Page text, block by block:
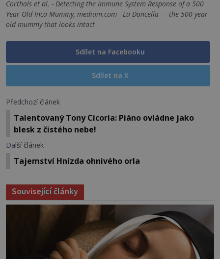
Corthals et al. - Detecting the Immune System Response of a 500
Year-Old Inca Mummy, medium.com - La Doncella — the 500 year
old mummy that looks intact
Sdílet na Facebooku
Sdílet na X
Předchozí článek
Talentovaný Tony Cicoria: Piáno ovládne jako
blesk z čistého nebe!
Další článek
Tajemství Hnízda ohnivého orla
Související články